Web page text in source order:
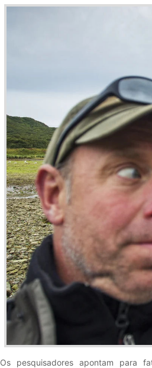
Os pesquisadores apontam para